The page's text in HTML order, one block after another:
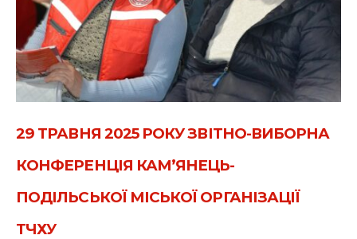
29 ТРАВНЯ 2025 РОКУ ЗВІТНО-ВИБОРНА
КОНФЕРЕНЦІЯ КАМ’ЯНЕЦЬ-
ПОДІЛЬСЬКОЇ МІСЬКОЇ ОРГАНІЗАЦІЇ
ТЧХУ